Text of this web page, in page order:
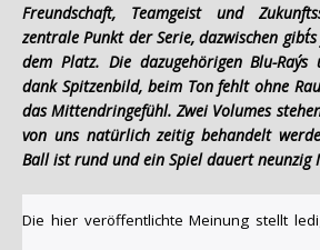
Freundschaft, Teamgeist und
zentrale Punkt der Serie, dazwischen
dem Platz. Die dazugehörigen Blu-
dank Spitzenbild, beim Ton fehlt ohne
das Mittendringefühl. Zwei Volumes
von uns natürlich zeitig behandelt
Ball ist rund und ein Spiel dauert neunzig
Die hier veröffentlichte Meinung stellt